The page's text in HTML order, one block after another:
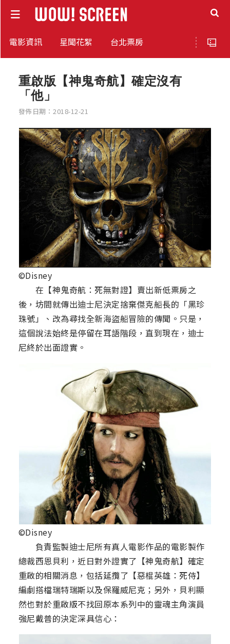
電影資訊 星聞花絮 台北票房
重啟版【神鬼奇航】確定沒有
「他」
發佈日期：2018-12-21
©Disney
在【神鬼奇航：死無對證】賣出新低票房之
後，坊間就傳出迪士尼決定捨棄傑克船長的「黑珍
珠號」、改為尋找全新海盜船冒險的傳聞。只是，
這個說法始終是停留在耳語階段，直到現在，迪士
尼終於出面證實。
©Disney
負責監製迪士尼所有真人電影作品的電影製作
總裁西恩貝利，近日對外證實了【神鬼奇航】確定
重啟的相關消息，包括延攬了【惡棍英雄：死侍】
編劇搭檔瑞特瑞斯以及保羅威尼克；另外，貝利顯
然也對於重啟版不找回原本系列中的靈魂主角演員
強尼戴普的決定深具信心：